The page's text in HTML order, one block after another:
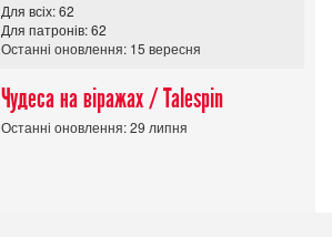
Для всіх: 62
Для патронів: 62
Останні оновлення: 15 вересня
Чудеса на віражах / Talespin
Останні оновлення: 29 липня